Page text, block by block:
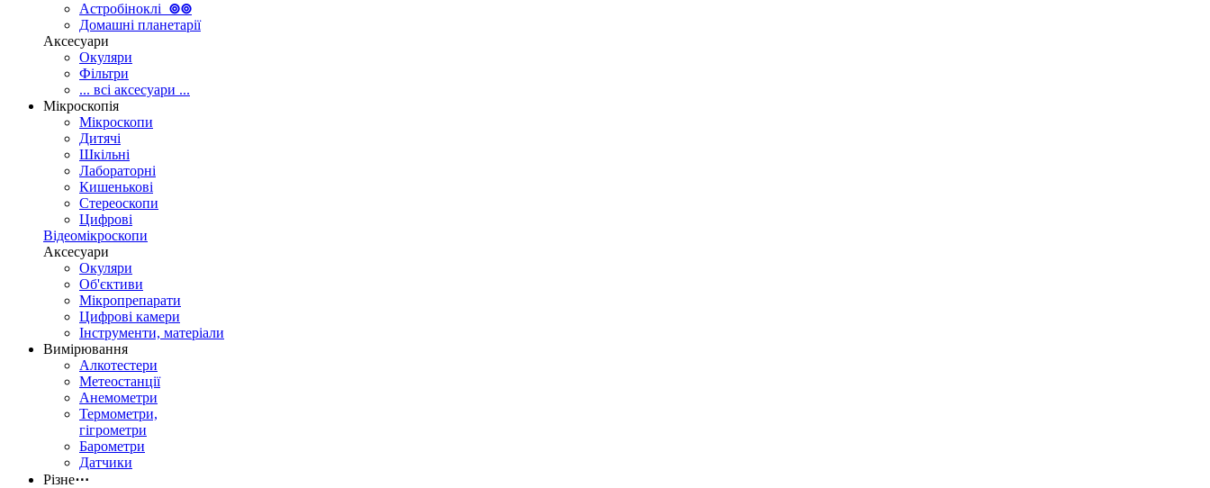
Астробіноклі ⊚⊚
Домашні планетарії
Аксесуари
Окуляри
Фільтри
... всі аксесуари ...
Мікроскопія
Мікроскопи
Дитячі
Шкільні
Лабораторні
Кишенькові
Стереоскопи
Цифрові
Відеомікроскопи
Аксесуари
Окуляри
Об'єктиви
Мікропрепарати
Цифрові камери
Інструменти, матеріали
Вимірювання
Алкотестери
Метеостанції
Анемометри
Термометри,
гігрометри
Барометри
Датчики
Різне⋯